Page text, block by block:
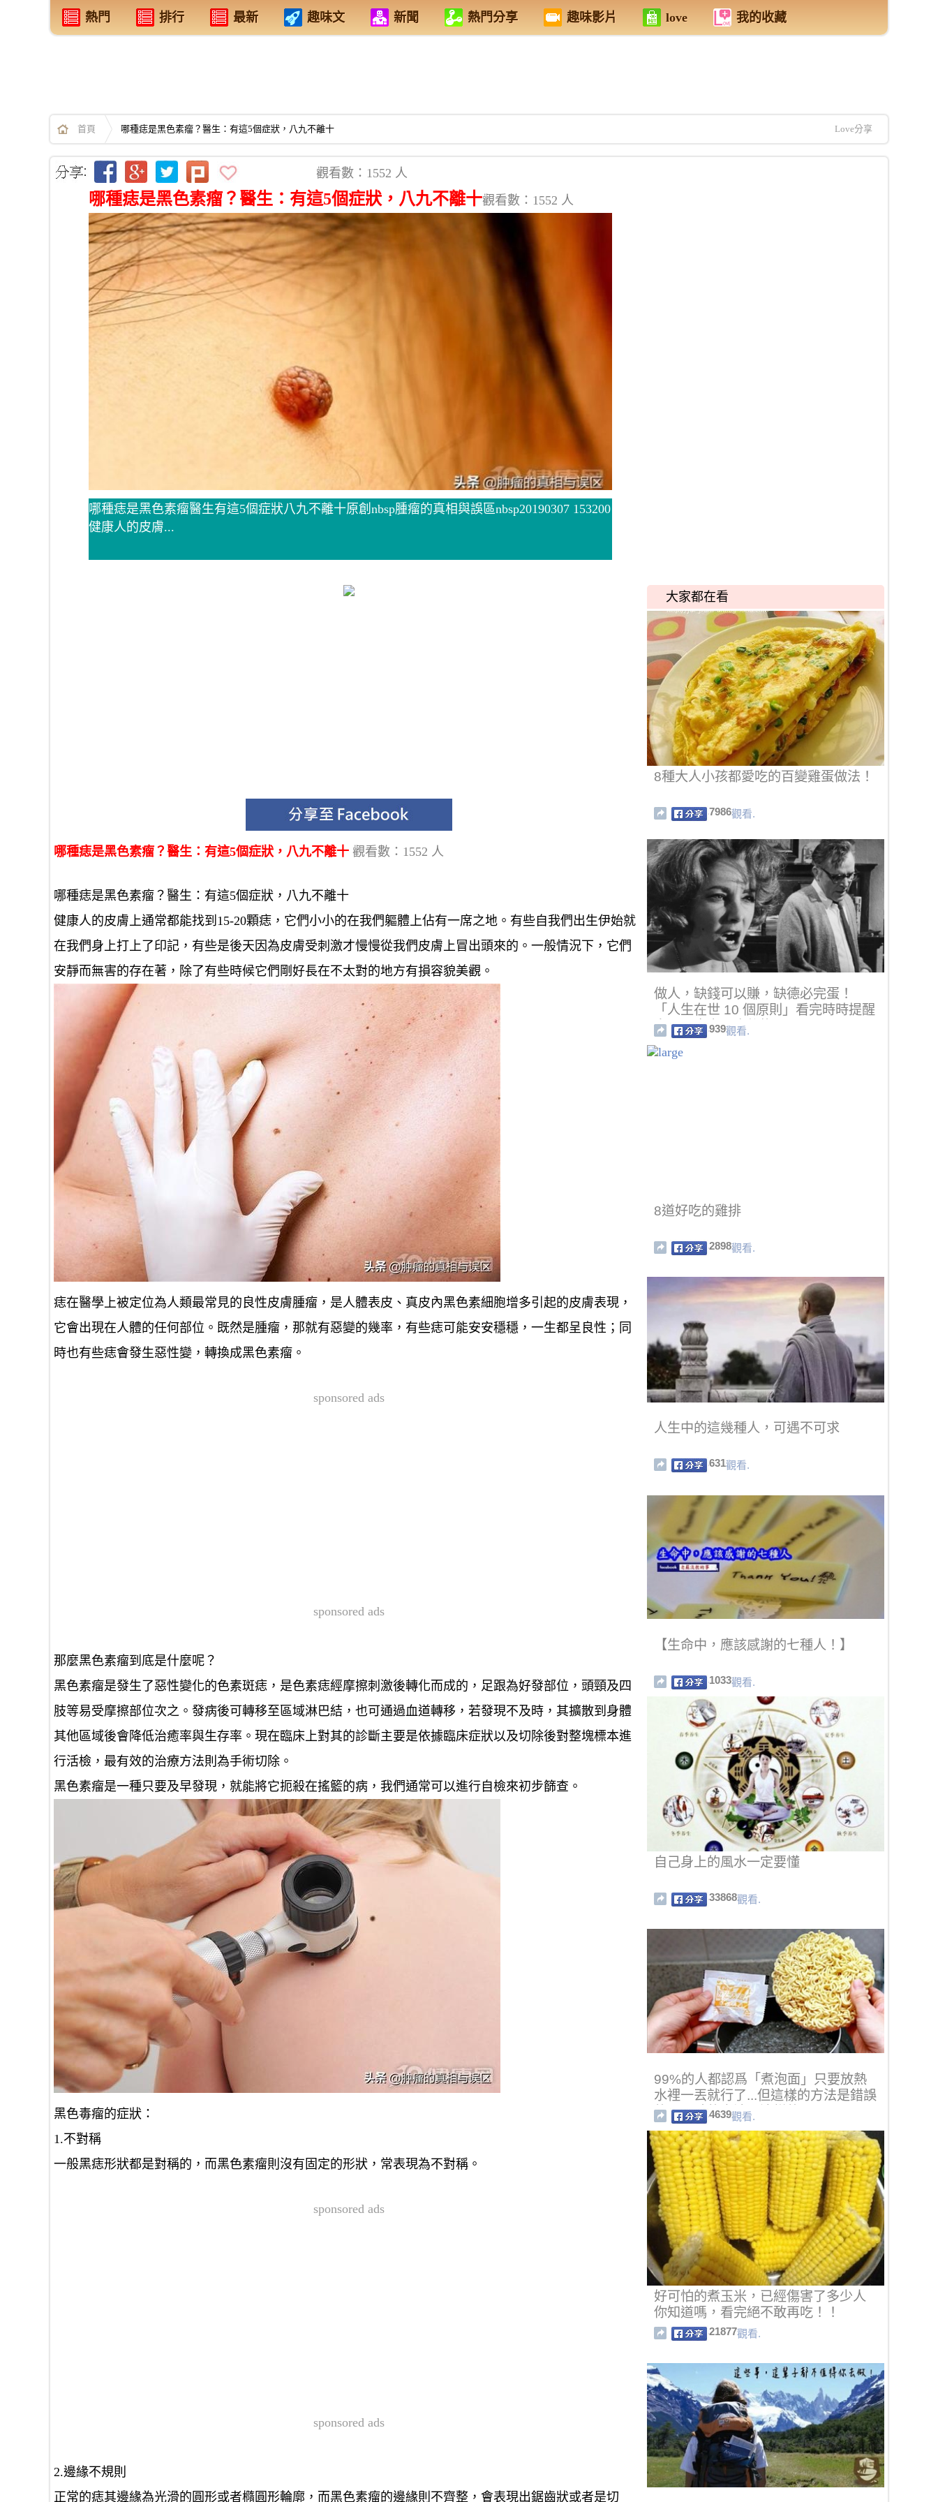
熱門 排行 最新 趣味文 新聞 熱門分享 趣味影片 love 我的收藏
首頁 哪種痣是黑色素瘤？醫生：有這5個症狀，八九不離十 Love分享
觀看數：1552 人
哪種痣是黑色素瘤？醫生：有這5個症狀，八九不離十觀看數：1552 人
哪種痣是黑色素瘤醫生有這5個症狀八九不離十原創nbsp腫瘤的真相與誤區nbsp20190307 153200
健康人的皮膚...
哪種痣是黑色素瘤？醫生：有這5個症狀，八九不離十 觀看數：1552 人
哪種痣是黑色素瘤？醫生：有這5個症狀，八九不離十
健康人的皮膚上通常都能找到15-20顆痣，它們小小的在我們軀體上佔有一席之地。有些自我們出生伊始就
在我們身上打上了印記，有些是後天因為皮膚受刺激才慢慢從我們皮膚上冒出頭來的。一般情況下，它們
安靜而無害的存在著，除了有些時候它們剛好長在不太對的地方有損容貌美觀。
痣在醫學上被定位為人類最常見的良性皮膚腫瘤 ，是人體表皮、真皮內黑色素細胞增多引起的皮膚表現，
它會出現在人體的任何部位。既然是腫瘤，那就有惡變的幾率，有些痣可能安安穩穩，一生都呈良性；同
時也有些痣會發生惡性變，轉換成黑色素瘤。
sponsored ads
sponsored ads
那麼黑色素瘤到底是什麼呢？
黑色素瘤是發生了惡性變化的色素斑痣，是色素痣經摩擦刺激後轉化而成的， 足跟為好發部位，頭頸及四
肢等易受摩擦部位次之。 發病後可轉移至區域淋巴結，也可通過血道轉移，若發現不及時，其擴散到身體
其他區域後會降低治癒率與生存率。現在臨床上對其的診斷主要是依據臨床症狀以及切除後對整塊標本進
行活檢 ，最有效的治療方法則為手術切除。
黑色素瘤是一種只要及早發現，就能將它扼殺在搖籃的病，我們通常可以進行自檢來初步篩查。
黑色毒瘤的症狀：
1.不對稱
一般黑痣形狀都是對稱的，而黑色素瘤則沒有固定的形狀，常表現為不對稱。
sponsored ads
sponsored ads
2.邊緣不規則
正常的痣其邊緣為光滑的圓形或者橢圓形輪廓，而黑色素瘤的邊緣則不齊整，會表現出鋸齒狀或者是切
大家都在看
8種大人小孩都愛吃的百變雞蛋做法！
7986觀看.
做人，缺錢可以賺，缺德必完蛋！
「人生在世 10 個原則」看完時時提醒
自己，肯定不會後悔 …
939觀看.
8道好吃的雞排
2898觀看.
人生中的這幾種人，可遇不可求
631觀看.
【生命中，應該感謝的七種人！】
1033觀看.
自己身上的風水一定要懂
33868觀看.
99%的人都認爲「煮泡面」只要放熱
水裡一丟就行了...但這樣的方法是錯誤
的！正確的方法是這樣的...
4639觀看.
好可怕的煮玉米，已經傷害​​了多少人
你知道嗎，看完絕不敢再吃！！
21877觀看.